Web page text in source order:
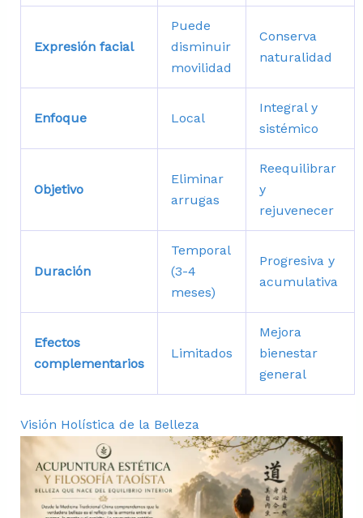
Expresión facial
Puede
disminuir
movilidad
Conserva
naturalidad
Enfoque Local
Integral y
sistémico
Objetivo
Eliminar
arrugas
Reequilibrar
y
rejuvenecer
Duración
Temporal
(3-4
meses)
Progresiva y
acumulativa
Efectos
complementarios
Limitados
Mejora
bienestar
general
Visión Holística de la Belleza